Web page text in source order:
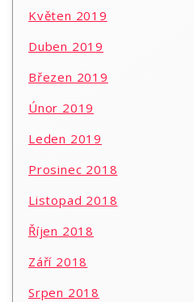
Květen 2019
Duben 2019
Březen 2019
Únor 2019
Leden 2019
Prosinec 2018
Listopad 2018
Říjen 2018
Září 2018
Srpen 2018